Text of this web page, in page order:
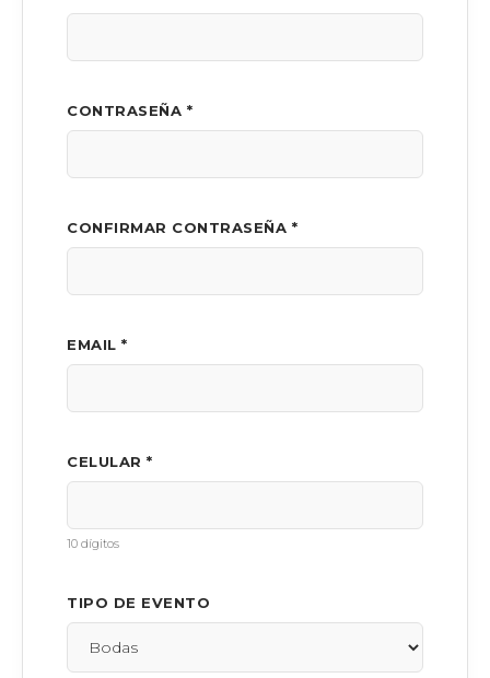
CONTRASEÑA *
CONFIRMAR CONTRASEÑA *
EMAIL *
CELULAR *
10 dígitos
TIPO DE EVENTO